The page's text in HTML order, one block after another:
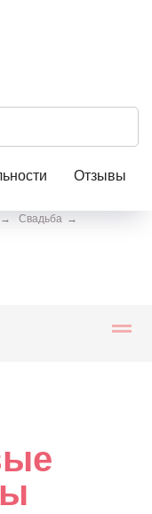
Отзывы
→ Свадьба →